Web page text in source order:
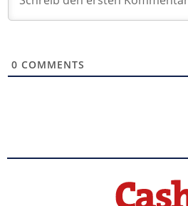
0 COMMENTS